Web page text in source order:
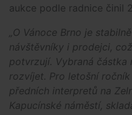
aukce podle radnice činil
„O Vánoce Brno je
návštěvníky i prodejci,
potvrzují. Vybraná částka
rozvíjet. Pro letošní
předních interpretů na
Kapucínské náměstí,